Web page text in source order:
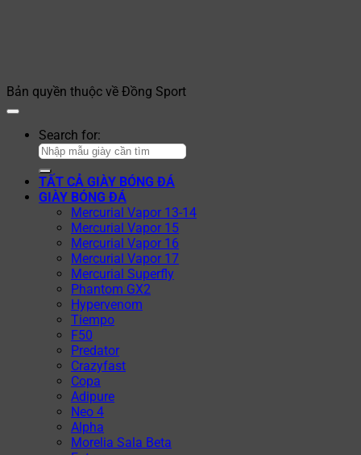
Bản quyền thuộc về Đồng Sport
Search for:
TẤT CẢ GIÀY BÓNG ĐÁ
GIÀY BÓNG ĐÁ
Mercurial Vapor 13-14
Mercurial Vapor 15
Mercurial Vapor 16
Mercurial Vapor 17
Mercurial Superfly
Phantom GX2
Hypervenom
Tiempo
F50
Predator
Crazyfast
Copa
Adipure
Neo 4
Alpha
Morelia Sala Beta